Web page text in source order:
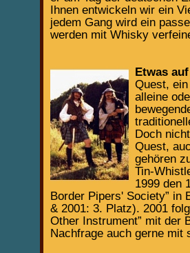
Ihnen entwickeln wir ein
jedem Gang wird ein
werden mit Whisky
Etwas
Quest,
alleine
Doch
Quest,
gehören
Tin-
1999 den
Border Pipers' Society” in
& 2001: 3. Platz). 2001
Other Instrument” mit der
Nachfrage auch gerne mit